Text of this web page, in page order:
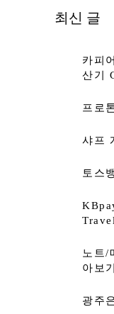
최신 글
카피
산기
프로
샤프
토스
노트/
아보기
광주